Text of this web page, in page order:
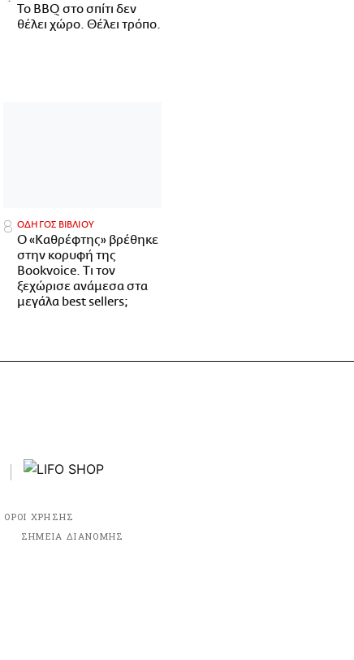
Το BBQ στο σπίτι δεν
θέλει χώρο. Θέλει τρόπο.
ΟΔΗΓΟΣ ΒΙΒΛΙΟΥ
Ο «Καθρέφτης» βρέθηκε
στην κορυφή της
Bookvoice. Τι τον
ξεχώρισε ανάμεσα στα
μεγάλα best sellers;
ΟΡΟΙ ΧΡΗΣΗΣ
ΣΗΜΕΙΑ ΔΙΑΝΟΜΗΣ